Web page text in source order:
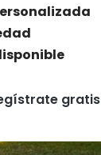
gratis